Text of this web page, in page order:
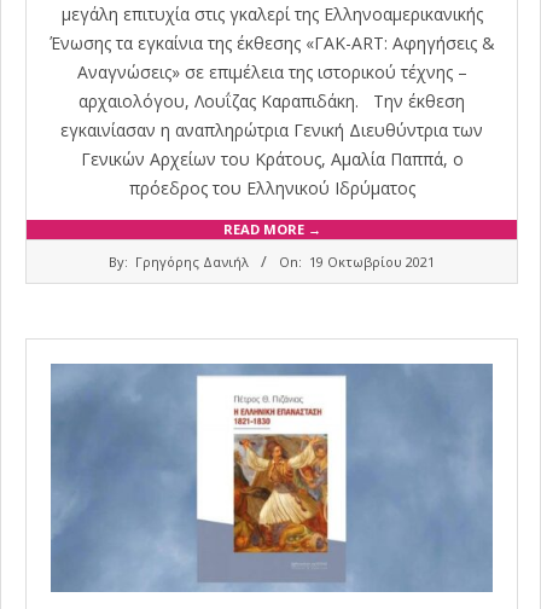
μεγάλη επιτυχία στις γκαλερί της Ελληνοαμερικανικής
Ένωσης τα εγκαίνια της έκθεσης «ΓAK-ART: Αφηγήσεις &
Αναγνώσεις» σε επιμέλεια της ιστορικού τέχνης –
αρχαιολόγου, Λουΐζας Καραπιδάκη. Την έκθεση
εγκαινίασαν η αναπληρώτρια Γενική Διευθύντρια των
Γενικών Αρχείων του Κράτους, Αμαλία Παππά, ο
πρόεδρος του Ελληνικού Ιδρύματος
READ MORE →
By: Γρηγόρης Δανιήλ On: 19 Οκτωβρίου 2021